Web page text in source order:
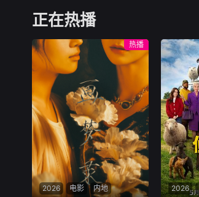
正在热播
2026 电影 内地
热播
2026